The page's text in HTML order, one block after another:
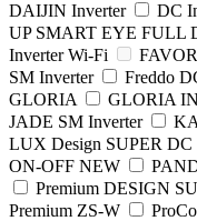
DAIJIN Inverter
DC
UP SMART EYE FULL
Inverter Wi-Fi
SM Inverter
Freddo
GLORIA
GLORIA
JADE SM Inverter
LUX Design SUPER DC
ON-OFF NEW
Premium DESIGN
Premium ZS-W